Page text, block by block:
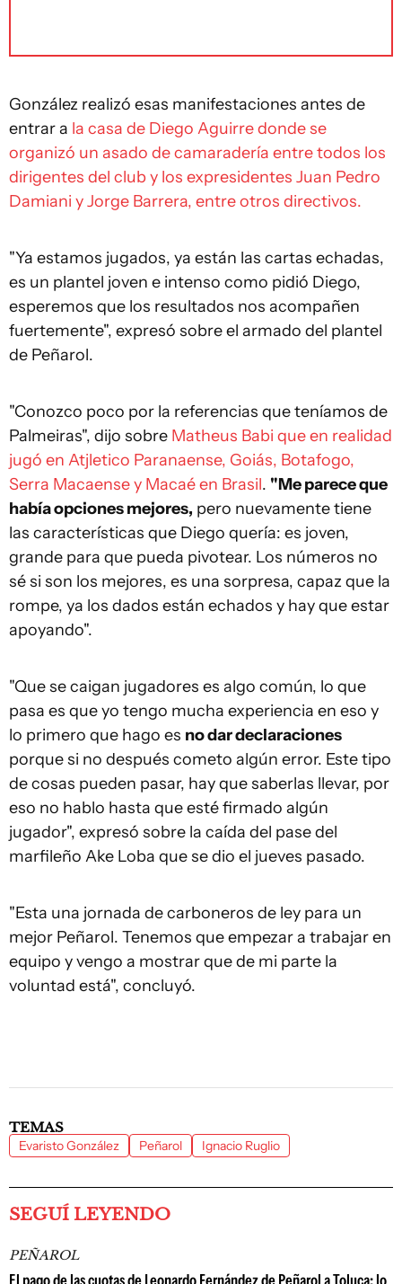
González realizó esas manifestaciones antes de
entrar a la casa de Diego Aguirre donde se
organizó un asado de camaradería entre todos los
dirigentes del club y los expresidentes Juan Pedro
Damiani y Jorge Barrera, entre otros directivos.
"Ya estamos jugados, ya están las cartas echadas,
es un plantel joven e intenso como pidió Diego,
esperemos que los resultados nos acompañen
fuertemente", expresó sobre el armado del plantel
de Peñarol.
"Conozco poco por la referencias que teníamos de
Palmeiras", dijo sobre Matheus Babi que en realidad
jugó en Atjletico Paranaense, Goiás, Botafogo,
Serra Macaense y Macaé en Brasil. "Me parece que
había opciones mejores, pero nuevamente tiene
las características que Diego quería: es joven,
grande para que pueda pivotear. Los números no
sé si son los mejores, es una sorpresa, capaz que la
rompe, ya los dados están echados y hay que estar
apoyando".
"Que se caigan jugadores es algo común, lo que
pasa es que yo tengo mucha experiencia en eso y
lo primero que hago es no dar declaraciones
porque si no después cometo algún error. Este tipo
de cosas pueden pasar, hay que saberlas llevar, por
eso no hablo hasta que esté firmado algún
jugador", expresó sobre la caída del pase del
marfileño Ake Loba que se dio el jueves pasado.
"Esta una jornada de carboneros de ley para un
mejor Peñarol. Tenemos que empezar a trabajar en
equipo y vengo a mostrar que de mi parte la
voluntad está", concluyó.
TEMAS
Evaristo González Peñarol Ignacio Ruglio
SEGUÍ LEYENDO
PEÑAROL